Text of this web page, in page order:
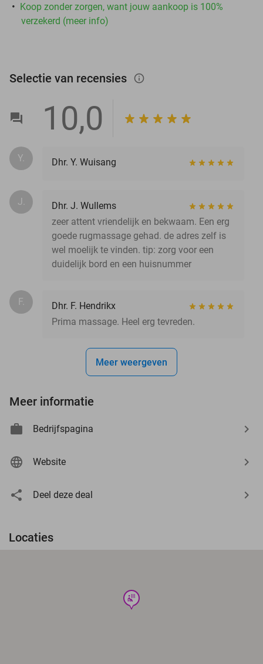
Koop zonder zorgen, want jouw aankoop is 100%
verzekerd (meer info)
Selectie van recensies info_outlined
10,0
Y. Dhr. Y. Wuisang
J.
Dhr. J. Wullems
zeer attent vriendelijk en bekwaam. Een erg
goede rugmassage gehad. de adres zelf is
wel moelijk te vinden. tip: zorg voor een
duidelijk bord en een huisnummer
F.
Dhr. F. Hendrikx
Prima massage. Heel erg tevreden.
Meer weergeven
Meer informatie
Bedrijfspagina
Website
Deel deze deal
Locaties
wellness